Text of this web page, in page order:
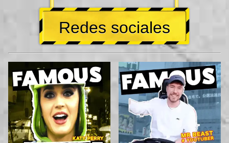
Redes sociales